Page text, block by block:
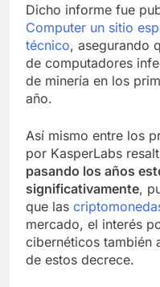
Dicho informe fue
Computer un sitio
técnico, asegurando
de computadores
de minería en los
año.
Así mismo entre los
por KasperLabs
pasando los años
significativamente,
que las
mercado, el interés
cibernéticos también
de estos decrece.